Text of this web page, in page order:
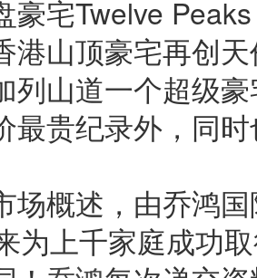
豪宅Twelve
港山顶豪宅再创
列山道一个超级
最贵纪录外，同
场概述，由乔鸿
为上千家庭成功